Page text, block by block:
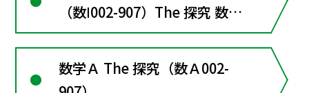
（数Ⅰ002-907）The 探究 数学
Ⅰ
数学Ａ The 探究（数Ａ002-